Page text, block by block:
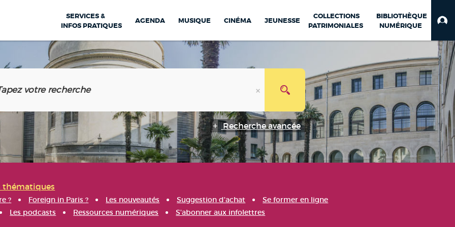
SERVICES &
INFOS PRATIQUES
AGENDA MUSIQUE CINÉMA JEUNESSE
COLLECTIONS
PATRIMONIALES
BIBLIOTHÈQUE
NUMÉRIQUE
Recherche avancée
thématiques
? Foreign in Paris ? Les nouveautés Suggestion d'achat
Se former en ligne
Les podcasts Ressources numériques S'abonner aux infolettres